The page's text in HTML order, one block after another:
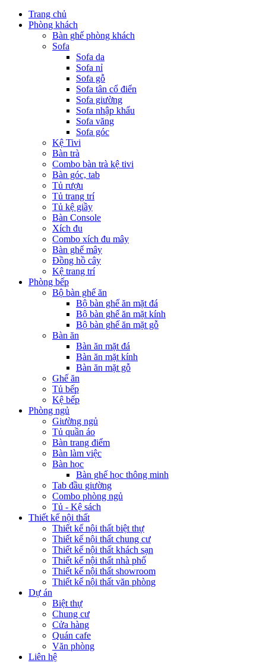
Trang chủ
Phòng khách
Bàn ghế phòng khách
Sofa
Sofa da
Sofa nỉ
Sofa gỗ
Sofa tân cổ điển
Sofa giường
Sofa nhập khẩu
Sofa văng
Sofa góc
Kệ Tivi
Bàn trà
Combo bàn trà kệ tivi
Bàn góc, tab
Tủ rượu
Tủ trang trí
Tủ kệ giầy
Bàn Console
Xích đu
Combo xích đu mây
Bàn ghế mây
Đồng hồ cây
Kệ trang trí
Phòng bếp
Bộ bàn ghế ăn
Bộ bàn ghế ăn mặt đá
Bộ bàn ghế ăn mặt kính
Bộ bàn ghế ăn mặt gỗ
Bàn ăn
Bàn ăn mặt đá
Bàn ăn mặt kính
Bàn ăn mặt gỗ
Ghế ăn
Tủ bếp
Kệ bếp
Phòng ngủ
Giường ngủ
Tủ quần áo
Bàn trang điểm
Bàn làm việc
Bàn học
Bàn ghế học thông minh
Tab đầu giường
Combo phòng ngủ
Tủ - Kệ sách
Thiết kế nội thất
Thiết kế nội thất biệt thự
Thiết kế nội thất chung cư
Thiết kế nội thất khách sạn
Thiết kế nội thất nhà phố
Thiết kế nội thất showroom
Thiết kế nội thất văn phòng
Dự án
Biệt thự
Chung cư
Cửa hàng
Quán cafe
Văn phòng
Liên hệ